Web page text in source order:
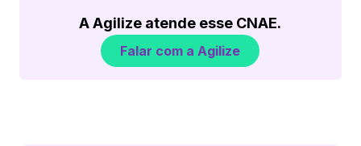
A Agilize atende esse CNAE.
Falar com a Agilize